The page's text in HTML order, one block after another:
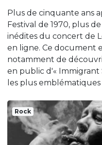
Plus de cinquante ans
Festival de 1970, plus
inédites du concert de
en ligne. Ce document
notamment de
en public d'« Immigrant
les plus
Rock